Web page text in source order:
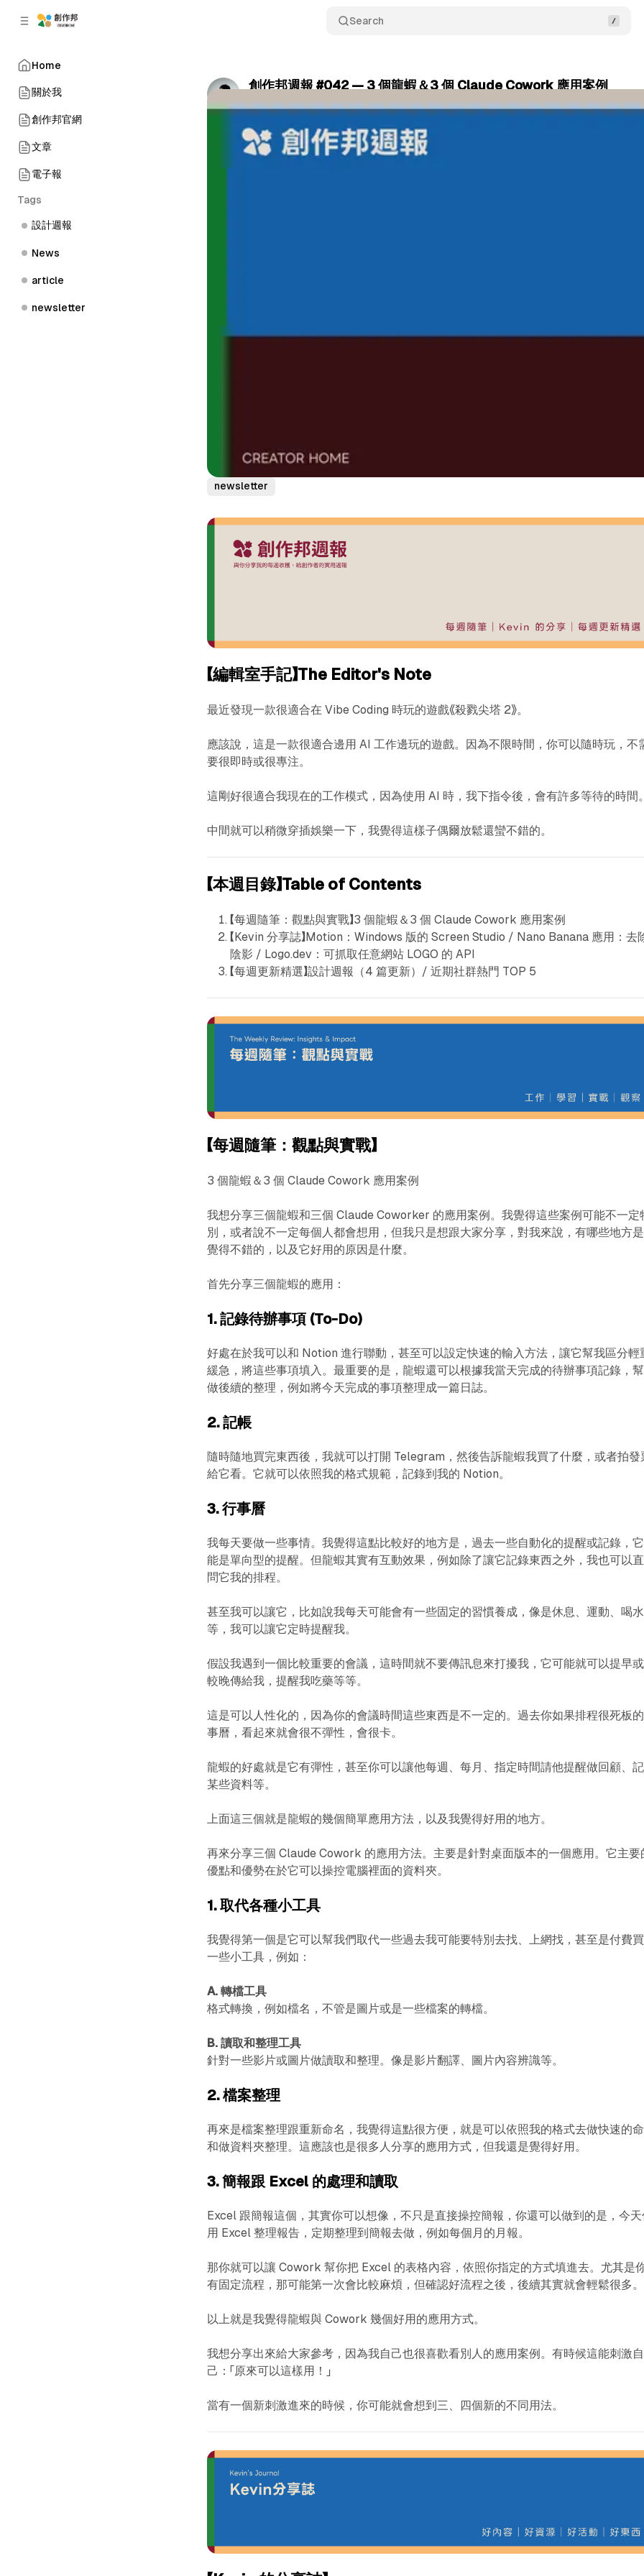
Search
Home
關於我
創作邦官網
文章
電子報
Tags
設計週報
News
article
newsletter
創作邦週報 #042 — 3 個龍蝦＆3 個 Claude Cowork 應用案例
newsletter
【編輯室手記】The Editor's Note
最近發現一款很適合在 Vibe Coding 時玩的遊戲《殺戮尖塔 2》。
應該說，這是一款很適合邊用 AI 工作邊玩的遊戲。因為不限時間，你可以隨時玩，不
要很即時或很專注。
這剛好很適合我現在的工作模式，因為使用 AI 時，我下指令後，會有許多等待的時間
中間就可以稍微穿插娛樂一下，我覺得這樣子偶爾放鬆還蠻不錯的。
【本週目錄】Table of Contents
【每週隨筆：觀點與實戰】3 個龍蝦＆3 個 Claude Cowork 應用案例
【Kevin 分享誌】Motion：Windows 版的 Screen Studio / Nano Banana 應用：去
陰影 / Logo.dev：可抓取任意網站 LOGO 的 API
【每週更新精選】設計週報（4 篇更新）/ 近期社群熱門 TOP 5
【每週隨筆：觀點與實戰】
3 個龍蝦＆3 個 Claude Cowork 應用案例
我想分享三個龍蝦和三個 Claude Coworker 的應用案例。我覺得這些案例可能不一定
別，或者說不一定每個人都會想用，但我只是想跟大家分享，對我來說，有哪些地方
覺得不錯的，以及它好用的原因是什麼。
首先分享三個龍蝦的應用：
1. 記錄待辦事項 (To-Do)
好處在於我可以和 Notion 進行聯動，甚至可以設定快速的輸入方法，讓它幫我區分輕
緩急，將這些事項填入。最重要的是，龍蝦還可以根據我當天完成的待辦事項記錄，
做後續的整理，例如將今天完成的事項整理成一篇日誌。
2. 記帳
隨時隨地買完東西後，我就可以打開 Telegram，然後告訴龍蝦我買了什麼，或者拍發
給它看。它就可以依照我的格式規範，記錄到我的 Notion。
3. 行事曆
我每天要做一些事情。我覺得這點比較好的地方是，過去一些自動化的提醒或記錄，
能是單向型的提醒。但龍蝦其實有互動效果，例如除了讓它記錄東西之外，我也可以
問它我的排程。
甚至我可以讓它，比如說我每天可能會有一些固定的習慣養成，像是休息、運動、喝
等，我可以讓它定時提醒我。
假設我遇到一個比較重要的會議，這時間就不要傳訊息來打擾我，它可能就可以提早
較晚傳給我，提醒我吃藥等等。
這是可以人性化的，因為你的會議時間這些東西是不一定的。過去你如果排程很死板
事曆，看起來就會很不彈性，會很卡。
龍蝦的好處就是它有彈性，甚至你可以讓他每週、每月、指定時間請他提醒做回顧、
某些資料等。
上面這三個就是龍蝦的幾個簡單應用方法，以及我覺得好用的地方。
再來分享三個 Claude Cowork 的應用方法。主要是針對桌面版本的一個應用。它主要
優點和優勢在於它可以操控電腦裡面的資料夾。
1. 取代各種小工具
我覺得第一個是它可以幫我們取代一些過去我可能要特別去找、上網找，甚至是付費
一些小工具，例如：
A. 轉檔工具
格式轉換，例如檔名，不管是圖片或是一些檔案的轉檔。
B. 讀取和整理工具
針對一些影片或圖片做讀取和整理。像是影片翻譯、圖片內容辨識等。
2. 檔案整理
再來是檔案整理跟重新命名，我覺得這點很方便，就是可以依照我的格式去做快速的
和做資料夾整理。這應該也是很多人分享的應用方式，但我還是覺得好用。
3. 簡報跟 Excel 的處理和讀取
Excel 跟簡報這個，其實你可以想像，不只是直接操控簡報，你還可以做到的是，今
用 Excel 整理報告，定期整理到簡報去做，例如每個月的月報。
那你就可以讓 Cowork 幫你把 Excel 的表格內容，依照你指定的方式填進去。尤其是
有固定流程，那可能第一次會比較麻煩，但確認好流程之後，後續其實就會輕鬆很多。
以上就是我覺得龍蝦與 Cowork 幾個好用的應用方式。
我想分享出來給大家參考，因為我自己也很喜歡看別人的應用案例。有時候這能刺激自
己：「原來可以這樣用！」
當有一個新刺激進來的時候，你可能就會想到三、四個新的不同用法。